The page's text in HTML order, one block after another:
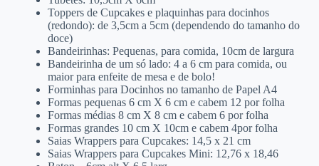
Toppers de Cupcakes e plaquinhas para docinhos
(redondo): de 3,5cm a 5cm (dependendo do tamanho do
doce)
Bandeirinhas: Pequenas, para comida, 10cm de largura
Bandeirinha de um só lado: 4 a 6 cm para comida, ou
maior para enfeite de mesa e de bolo!
Forminhas para Docinhos no tamanho de Papel A4
Formas pequenas 6 cm X 6 cm e cabem 12 por folha
Formas médias 8 cm X 8 cm e cabem 6 por folha
Formas grandes 10 cm X 10cm e cabem 4por folha
Saias Wrappers para Cupcakes: 14,5 x 21 cm
Saias Wrappers para Cupcakes Mini: 12,76 x 18,46